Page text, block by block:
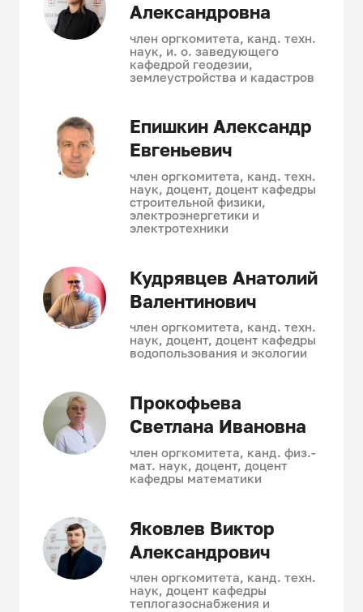
Александровна
член оргкомитета, канд. техн.
наук, и. о. заведующего
кафедрой геодезии,
землеустройства и кадастров
Епишкин Александр
Евгеньевич
член оргкомитета, канд. техн.
наук, доцент, доцент кафедры
строительной физики,
электроэнергетики и
электротехники
Кудрявцев Анатолий
Валентинович
член оргкомитета, канд. техн.
наук, доцент, доцент кафедры
водопользования и экологии
Прокофьева
Светлана Ивановна
член оргкомитета, канд. физ.-
мат. наук, доцент, доцент
кафедры математики
Яковлев Виктор
Александрович
член оргкомитета, канд. техн.
наук, доцент кафедры
теплогазоснабжения и